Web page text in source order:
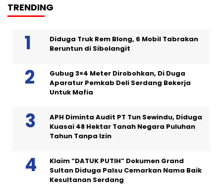
TRENDING
Diduga Truk Rem Blong, 6 Mobil Tabrakan
Beruntun di Sibolangit
Gubug 3×4 Meter Dirobohkan, Di Duga
Aparatur Pemkab Deli Serdang Bekerja
Untuk Mafia
APH Diminta Audit PT Tun Sewindu, Diduga
Kuasai 48 Hektar Tanah Negara Puluhan
Tahun Tanpa Izin
Klaim “DATUK PUTIH” Dokumen Grand
Sultan Diduga Palsu Cemarkan Nama Baik
Kesultanan Serdang